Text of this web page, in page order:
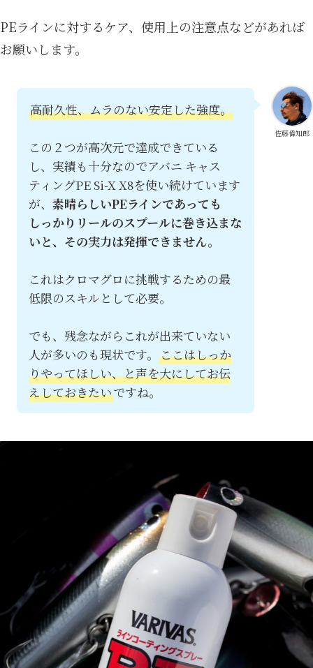
PEラインに対するケア、使用上の注意点などがあれば
お願いします。
佐藤偉知郎
高耐久性、ムラのない安定した強度。
この２つが高次元で達成できている
し、実績も十分なのでアバニ キャス
ティングPE Si-X X8を使い続けています
が、素晴らしいPEラインであっても
しっかりリールのスプールに巻き込まな
いと、その実力は発揮できません。
これはクロマグロに挑戦するための最
低限のスキルとして必要。
でも、残念ながらこれが出来ていない
人が多いのも現状です。ここはしっか
りやってほしい、と声を大にしてお伝
えしておきたいですね。